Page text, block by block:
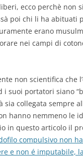
ecco perchè non
poi chi li ha abituati
erano
nei campi di
non scientifica che
i suoi portatori siano
sia collegata sempre
hanno nemmeno le
in questo articolo il
compulsivo non
e non é imputabile,